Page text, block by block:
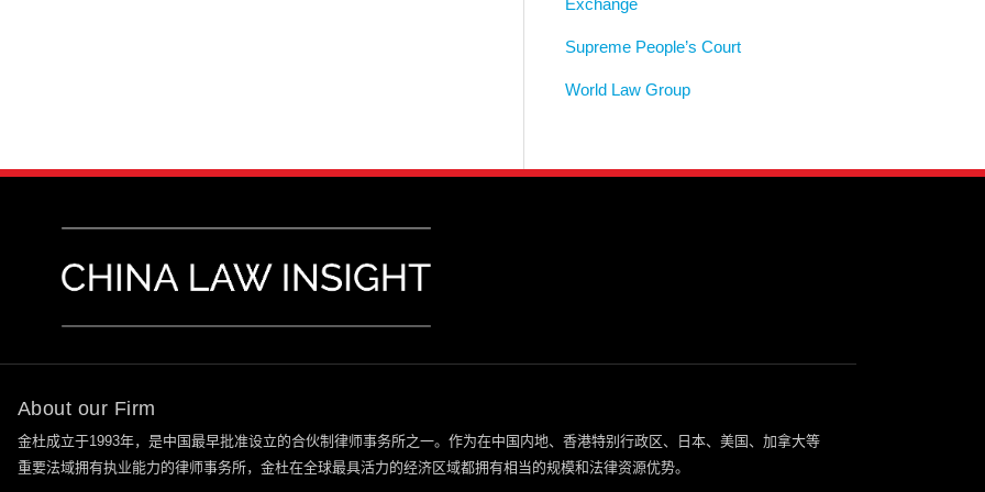
Supreme People’s Court
World Law Group
About our Firm
金杜成立于1993年，是中国最早批准设立的合伙制律师事务所之一。作为在中国内地、香港特别行政区、日本、美国、加拿大等
重要法域拥有执业能力的律师事务所，金杜在全球最具活力的经济区域都拥有相当的规模和法律资源优势。